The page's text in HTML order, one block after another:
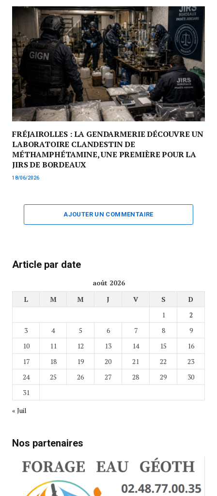
FRÉJAIROLLES : LA GENDARMERIE DÉCOUVRE UN
LABORATOIRE CLANDESTIN DE
MÉTHAMPHÉTAMINE, UNE PREMIÈRE POUR LA
JIRS DE BORDEAUX
18/06/2026
AJOUTER UN COMMENTAIRE
Article par date
août 2026
L
M M J V S
D
1
2
3
4 5 6 7 8
9
10
11 12 13 14 15
16
17
18 19 20 21 22
23
24
25 26 27 28 29
30
31
« Juil
Nos partenaires